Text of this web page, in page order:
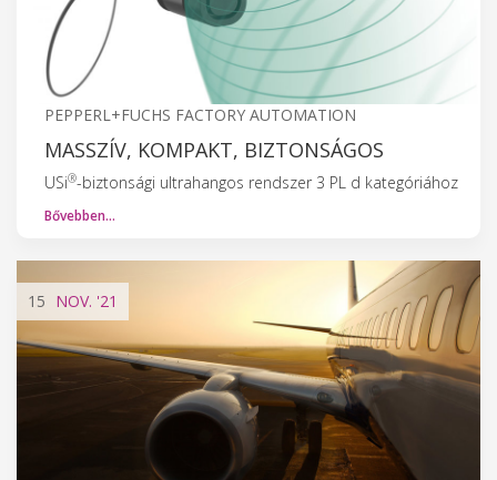
PEPPERL+FUCHS FACTORY AUTOMATION
MASSZÍV, KOMPAKT, BIZTONSÁGOS
USi®-biztonsági ultrahangos rendszer 3 PL d kategóriához
Bővebben…
15 NOV. '21